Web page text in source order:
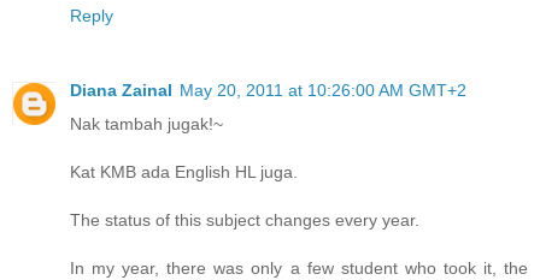
Reply
Diana Zainal May 20, 2011 at 10:26:00 AM GMT+2
Nak tambah jugak!~
Kat KMB ada English HL juga.
The status of this subject changes every year.
In my year, there was only a few student who took it, the